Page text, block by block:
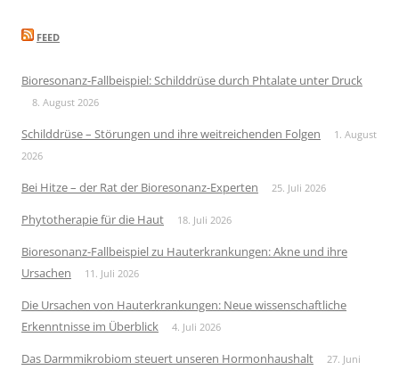
FEED
Bioresonanz-Fallbeispiel: Schilddrüse durch Phtalate unter Druck
8. August 2026
Schilddrüse – Störungen und ihre weitreichenden Folgen
1. August
2026
Bei Hitze – der Rat der Bioresonanz-Experten 25. Juli 2026
Phytotherapie für die Haut 18. Juli 2026
Bioresonanz-Fallbeispiel zu Hauterkrankungen: Akne und ihre
Ursachen
11. Juli 2026
Die Ursachen von Hauterkrankungen: Neue wissenschaftliche
Erkenntnisse im Überblick
4. Juli 2026
Das Darmmikrobiom steuert unseren Hormonhaushalt
27. Juni